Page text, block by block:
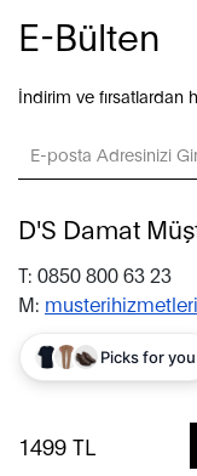
1499 TL
E-Bülten
İndirim ve
D'S Damat
T: 0850 800 63 23
M:
© 2020